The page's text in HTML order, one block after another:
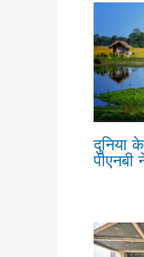
दुनिया
पीएनबी